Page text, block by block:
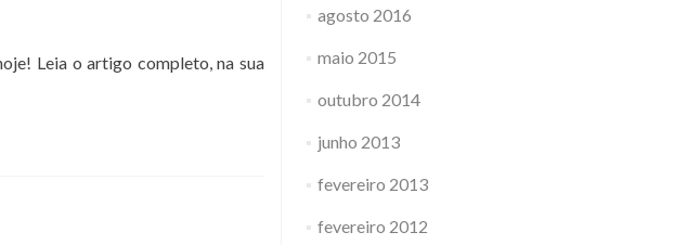
Leia o artigo completo, na sua
agosto 2016
maio 2015
outubro 2014
junho 2013
fevereiro 2013
fevereiro 2012